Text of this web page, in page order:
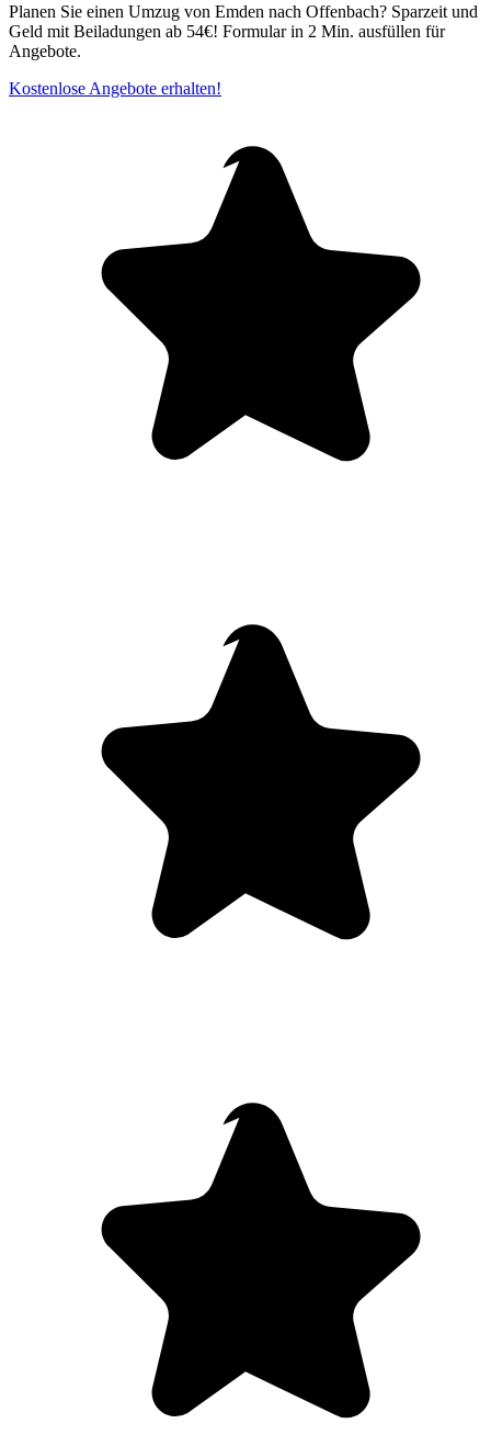
Planen Sie einen Umzug von Emden nach Offenbach? Sparzeit und
Geld mit Beiladungen ab 54€! Formular in 2 Min. ausfüllen für
Angebote.
Kostenlose Angebote erhalten!